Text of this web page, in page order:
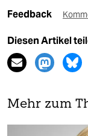
Feedback
Diesen Artikel
Mehr zum